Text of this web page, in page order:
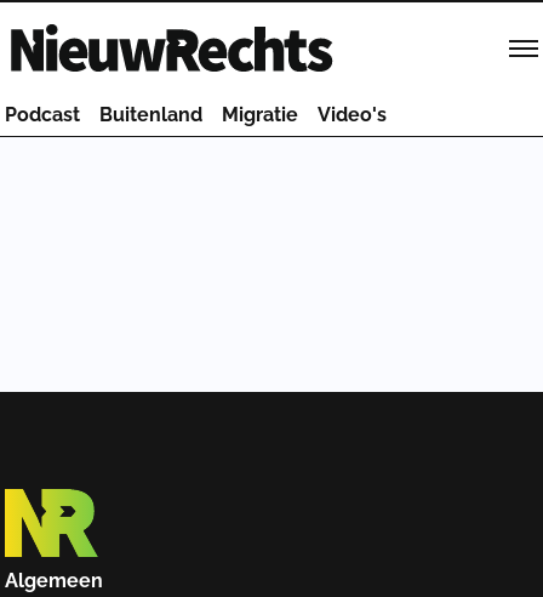
Homepage van NieuwRechts
Podcast Buitenland Migratie Video's
Algemeen